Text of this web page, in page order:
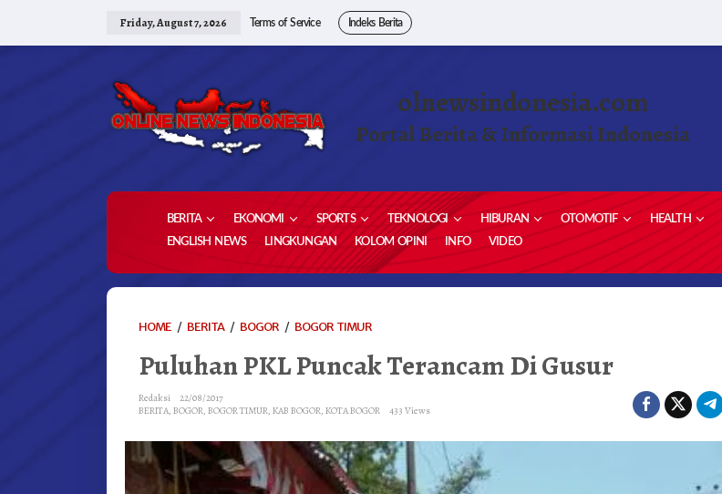
Friday, August 7, 2026 Terms of Service Indeks Berita
olnewsindonesia.com
Portal Berita & Informasi Indonesia
BERITA EKONOMI SPORTS TEKNOLOGI HIBURAN OTOMOTIF HEALTH
ENGLISH NEWS
LINGKUNGAN KOLOM OPINI INFO VIDEO
HOME / BERITA / BOGOR / BOGOR TIMURPULUHAN
PUNCAK
TERANCAM
GUSUR
Puluhan PKL Puncak Terancam Di Gusur
Redaksi
22/08/2017
BERITA, BOGOR, BOGOR TIMUR, KAB BOGOR, KOTA BOGOR 433 Views